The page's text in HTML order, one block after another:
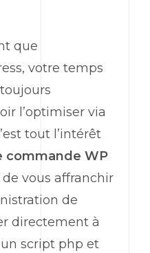
que
, votre temps
l’optimiser via
tout l’intérêt
commande WP
vous affranchir
de
directement à
un script php et